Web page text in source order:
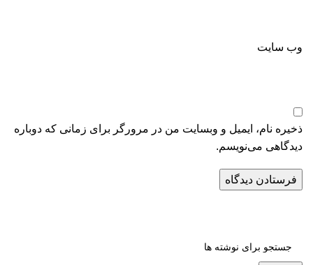
وب‌ سایت
ذخیره نام، ایمیل و وبسایت من در مرورگر برای زمانی که دوباره
دیدگاهی می‌نویسم.